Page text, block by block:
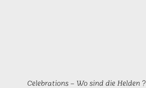
Celebrations – Wo sind die Helden ?